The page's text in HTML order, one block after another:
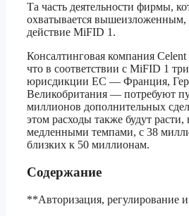
Та часть деятельности фирмы,
охватывается вышеизложенным,
действие MiFID 1.
Консалтинговая компания
что в соответствии с MiFID 1
юрисдикции ЕС — Франция,
Великобритания — потребуют
миллионов дополнительных
этом расходы также будут расти,
медленными темпами, с 38
близких к 50 миллионам.
Содержание
**Авторизация, регулирование